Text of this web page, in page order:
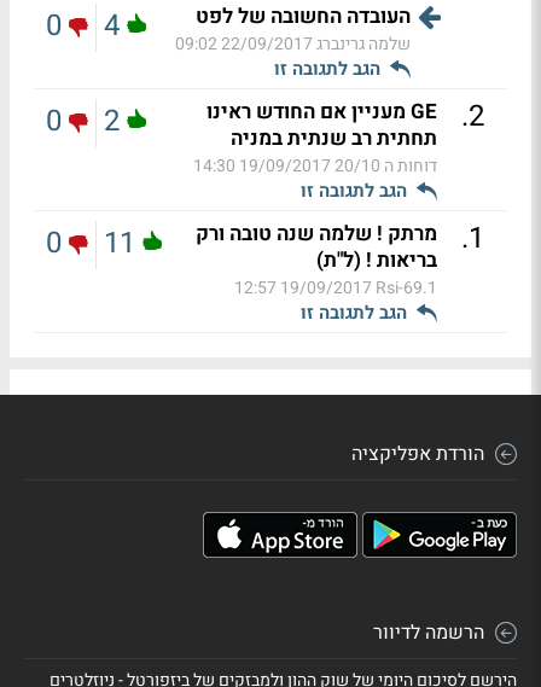
העובדה החשובה של לפט
שלמה גרינברג22/09/2017 09:02
הגב לתגובה זו
4
0
2
.
GE מעניין אם החודש ראינו
תחתית רב שנתית במניה
דוחות ה 20/10 19/09/2017 14:30
הגב לתגובה זו
2
0
1
.
מרתק ! שלמה שנה טובה ורק
בריאות ! (ל"ת)
Rsi-69.1
19/09/2017 12:57
הגב לתגובה זו
11
0
הורדת אפליקציה
הרשמה לדיוור
הירשם לסיכום היומי של שוק ההון ולמבזקים של ביזפורטל - ניוזלטרים